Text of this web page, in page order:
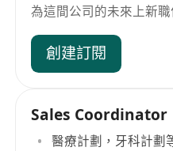
為這間公司的未來上新
創建訂閱
Sales Coordinator
醫療計劃，牙科計劃